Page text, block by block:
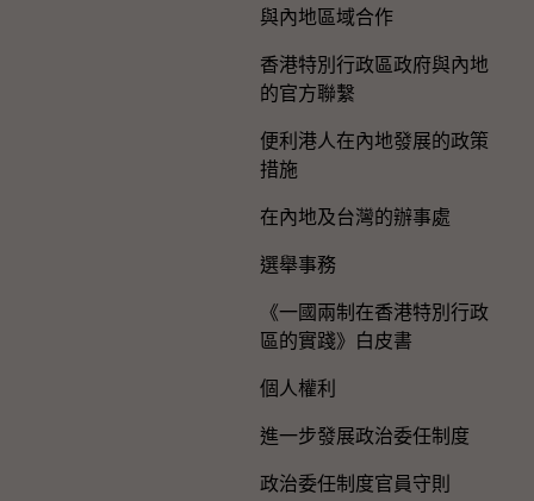
與內地區域合作
香港特別行政區政府與內地
的官方聯繫
便利港人在內地發展的政策
措施
在內地及台灣的辦事處
選舉事務
《一國兩制在香港特別行政
區的實踐》白皮書
個人權利
進一步發展政治委任制度
政治委任制度官員守則